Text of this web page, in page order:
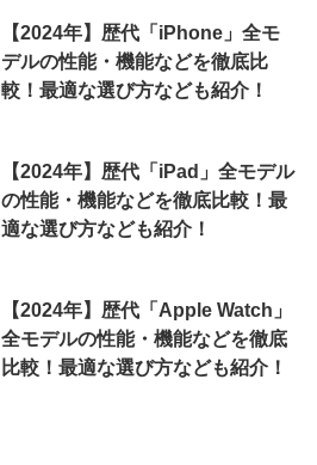
【2024年】歴代「iPhone」全モ
デルの性能・機能などを徹底比
較！最適な選び方なども紹介！
【2024年】歴代「iPad」全モデル
の性能・機能などを徹底比較！最
適な選び方なども紹介！
【2024年】歴代「Apple Watch」
全モデルの性能・機能などを徹底
比較！最適な選び方なども紹介！